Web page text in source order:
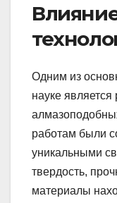
Одним из
науке является
работам были
уникальными
твердость,
материалы